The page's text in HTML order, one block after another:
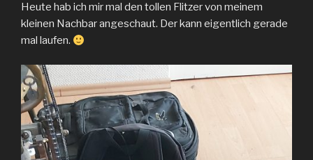
Heute hab ich mir mal den tollen Flitzer von meinem
kleinen Nachbar angeschaut. Der kann eigentlich gerade
mal laufen.